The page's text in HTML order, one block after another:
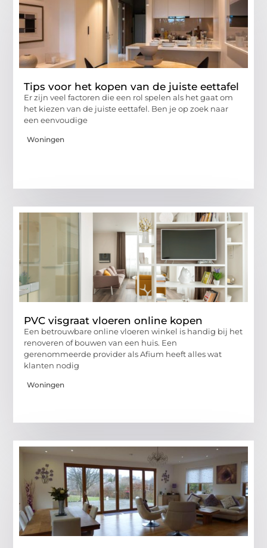
Tips voor het kopen van de juiste eettafel
Er zijn veel factoren die een rol spelen als het gaat om
het kiezen van de juiste eettafel. Ben je op zoek naar
een eenvoudige
Woningen
PVC visgraat vloeren online kopen
Een betrouwbare online vloeren winkel is handig bij het
renoveren of bouwen van een huis. Een
gerenommeerde provider als Afium heeft alles wat
klanten nodig
Woningen